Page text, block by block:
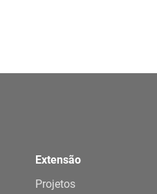
Extensão
Projetos